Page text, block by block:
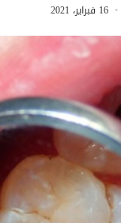
16 فبراير، 2021